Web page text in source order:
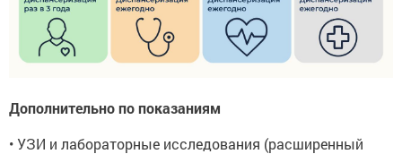
Дополнительно по показаниям
• УЗИ и лабораторные исследования (расширенный